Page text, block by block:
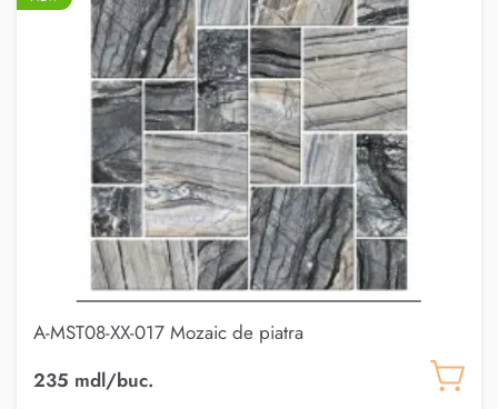
A-MST08-XX-017 Mozaic de piatra
235 mdl/buc.